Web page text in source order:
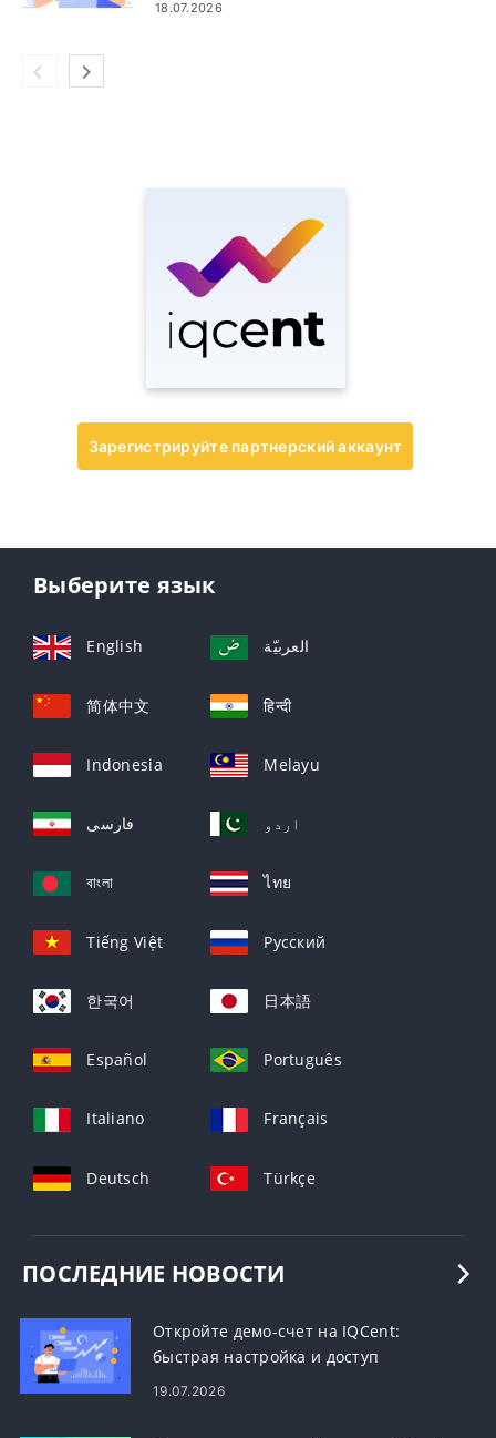
18.07.2026
Зарегистрируйте партнерский аккаунт
Выберите язык
English العربيّة
简体中文 हिन्दी
Indonesia Melayu
فارسی اردو
বাংলা ไทย
Tiếng Việt Русский
한국어 日本語
Español Português
Italiano Français
Deutsch Türkçe
ПОСЛЕДНИЕ НОВОСТИ
Откройте демо-счет на IQCent:
быстрая настройка и доступ
19.07.2026